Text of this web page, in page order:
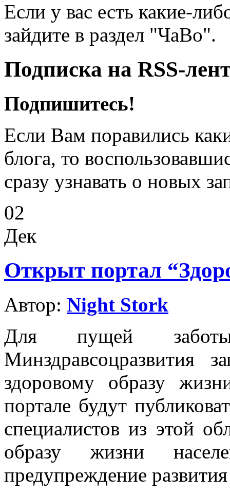
Если у вас есть какие-
зайдите в раздел "ЧаВо".
Подписка на RSS-
Подпишитесь!
Если Вам поравились
блога, то
сразу узнавать о новых
02
Дек
Открыт портал
Автор: Night Stork
Для пущей
Минздравсоцразвития
здоровому образу
портале будут
специалистов из этой
образу жизни
предупреждение